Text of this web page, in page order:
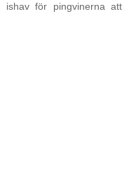
ishav för pingvinerna att